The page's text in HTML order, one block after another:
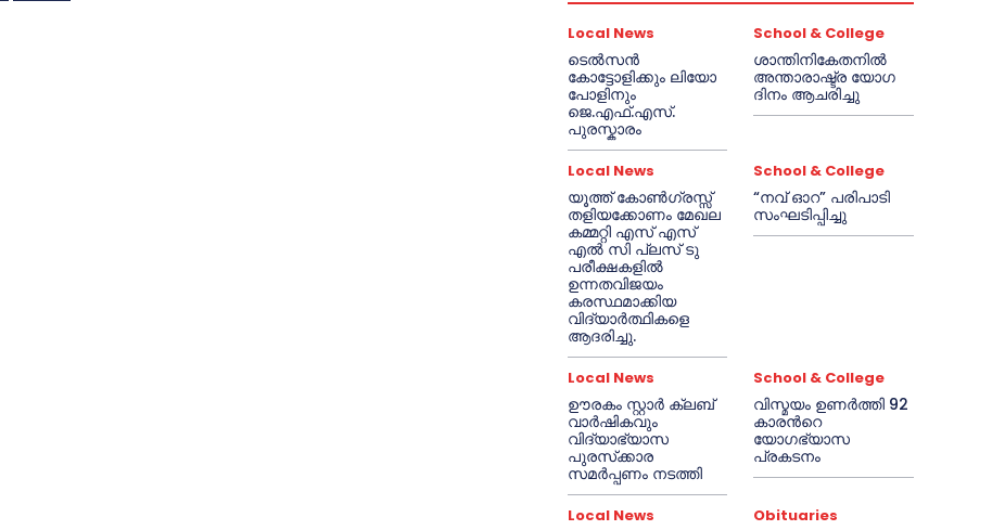
Local News
ടെൽസൻ
കോട്ടോളിക്കും ലിയോ
പോളിനും
ജെ.എഫ്.എസ്.
പുരസ്കാരം
School & College
ശാന്തിനികേതനിൽ
അന്താരാഷ്ട്ര യോഗ
ദിനം ആചരിച്ചു
Local News
യൂത്ത് കോൺഗ്രസ്സ്
തളിയക്കോണം മേഖല
കമ്മറ്റി എസ് എസ്
എൽ സി പ്ലസ് ടു
പരീക്ഷകളിൽ
ഉന്നതവിജയം
കരസ്ഥമാക്കിയ
വിദ്യാർത്ഥികളെ
ആദരിച്ചു.
School & College
“നവ് ഓറ” പരിപാടി
സംഘടിപ്പിച്ചു
Local News
ഊരകം സ്റ്റാർ ക്ലബ്
വാർഷികവും
വിദ്യാഭ്യാസ
പുരസ്‌ക്കാര
സമർപ്പണം നടത്തി
School & College
വിസ്മയം ഉണർത്തി 92
കാരൻറെ
യോഗഭ്യാസ
പ്രകടനം
Local News Obituaries